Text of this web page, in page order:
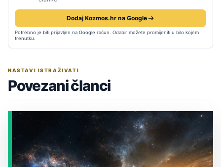
Dodaj Kozmos.hr na Google
Potrebno je biti prijavljen na Google račun. Odabir možete promijeniti u bilo kojem
trenutku.
NASTAVI ISTRAŽIVATI
Povezani članci